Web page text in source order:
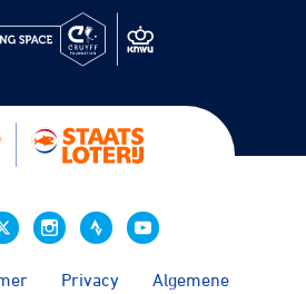
Privacy Algemene